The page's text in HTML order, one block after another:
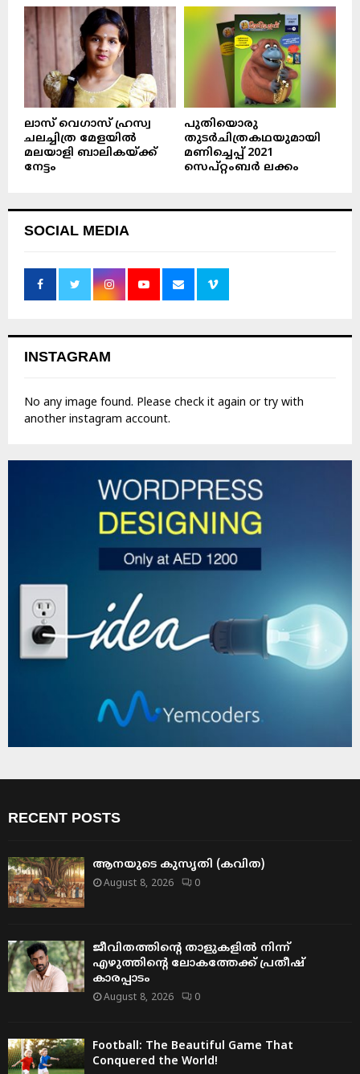
ലാസ് വെഗാസ് ഹ്രസ്വ
ചലച്ചിത്ര മേളയിൽ
മലയാളി ബാലികയ്ക്ക്
നേട്ടം
പുതിയൊരു
തുടർചിത്രകഥയുമായി
മണിച്ചെപ്പ് 2021
സെപ്റ്റംബർ ലക്കം
SOCIAL MEDIA
INSTAGRAM
No any image found. Please check it again or try with
another instagram account.
RECENT POSTS
ആനയുടെ കുസൃതി (കവിത)
August 8, 2026 0
ജീവിതത്തിന്റെ താളുകളിൽ നിന്ന്
എഴുത്തിന്റെ ലോകത്തേക്ക് പ്രതീഷ്
കാരപ്പാടം
August 8, 2026 0
Football: The Beautiful Game That
Conquered the World!